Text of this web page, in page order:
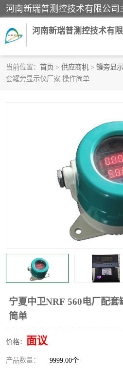
河南新瑞普测控技术有
当前位置： 首页 > 供应商机 > 罐旁显
套罐旁显示仪厂家 操作简单
宁夏中卫NRF 560电厂配
简单
价格： 面议
产品数量： 9999.00个
霍尼韦尔压力变送器
标准型工业压力变送器
温度显示控制仪表